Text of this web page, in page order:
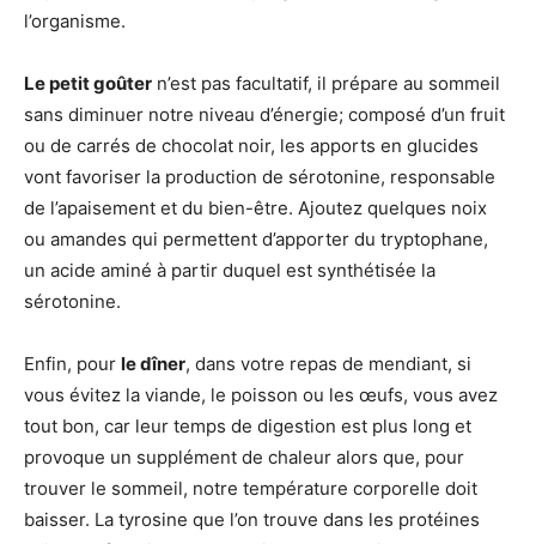
l’organisme.
Le petit goûter n’est pas facultatif, il prépare au sommeil
sans diminuer notre niveau d’énergie; composé d’un fruit
ou de carrés de chocolat noir, les apports en glucides
vont favoriser la production de sérotonine, responsable
de l’apaisement et du bien-être. Ajoutez quelques noix
ou amandes qui permettent d’apporter du tryptophane,
un acide aminé à partir duquel est synthétisée la
sérotonine.
Enfin, pour le dîner, dans votre repas de mendiant, si
vous évitez la viande, le poisson ou les œufs, vous avez
tout bon, car leur temps de digestion est plus long et
provoque un supplément de chaleur alors que, pour
trouver le sommeil, notre température corporelle doit
baisser. La tyrosine que l’on trouve dans les protéines